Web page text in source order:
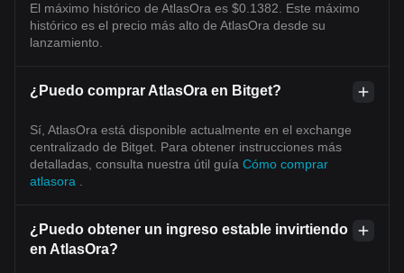
El máximo histórico de AtlasOra es $0.1382. Este máximo
histórico es el precio más alto de AtlasOra desde su
lanzamiento.
¿Puedo comprar AtlasOra en Bitget?
Sí, AtlasOra está disponible actualmente en el exchange
centralizado de Bitget. Para obtener instrucciones más
detalladas, consulta nuestra útil guía Cómo comprar
atlasora
¿Puedo obtener un ingreso estable invirtiendo
en AtlasOra?